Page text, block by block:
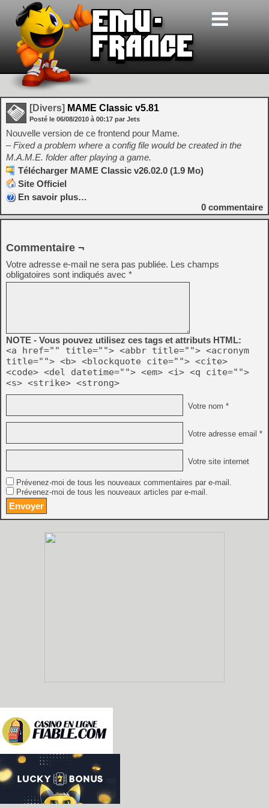
[Divers] MAME Classic v5.81
Posté le 06/08/2010 à 00:17 par Jets
Nouvelle version de ce frontend pour Mame.
– Fixed a problem where a config file would be created in the
M.A.M.E. folder after playing a game.
Télécharger MAME Classic v26.02.0 (1.9 Mo)
Site Officiel
En savoir plus…
0 commentaire
Commentaire ¬
Votre adresse e-mail ne sera pas publiée. Les champs
obligatoires sont indiqués avec *
NOTE - Vous pouvez utilisez ces tags et attributs HTML:
<a href="" title=""> <abbr title=""> <acronym
title=""> <b> <blockquote cite=""> <cite>
<code> <del datetime=""> <em> <i> <q cite="">
<s> <strike> <strong>
Votre nom *
Votre adresse email *
Votre site internet
Prévenez-moi de tous les nouveaux commentaires par e-mail.
Prévenez-moi de tous les nouveaux articles par e-mail.